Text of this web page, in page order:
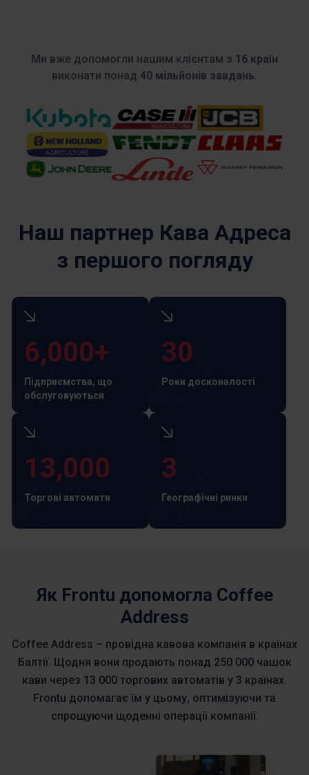
Ми вже допомогли нашим клієнтам з 16 країн
виконати понад 40 мільйонів завдань
Наш партнер Кава Адреса
з першого погляду
6,000+
Підприємства, що
обслуговуються
30
Роки досконалості
13,000
Торгові автомати
3
Географічні ринки
Як Frontu допомогла Coffee
Address
Coffee Address – провідна кавова компанія в країнах
Балтії. Щодня вони продають понад 250 000 чашок
кави через 13 000 торгових автоматів у 3 країнах.
Frontu допомагає їм у цьому, оптимізуючи та
спрощуючи щоденні операції компанії.